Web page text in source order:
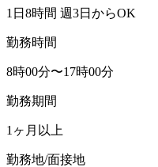
1日8時間 週3日からOK
勤務時間
8時00分〜17時00分
勤務期間
1ヶ月以上
勤務地/面接地